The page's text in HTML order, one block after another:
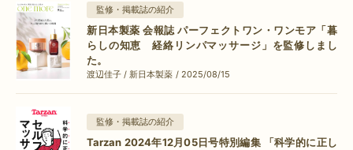
監修・掲載誌の紹介
新日本製薬 会報誌 パーフェクトワン・ワンモア「暮
らしの知恵 経絡リンパマッサージ」を監修しまし
た。
渡辺佳子 / 新日本製薬 / 2025/08/15
監修・掲載誌の紹介
Tarzan 2024年12月05日号特別編集 「科学的に正し